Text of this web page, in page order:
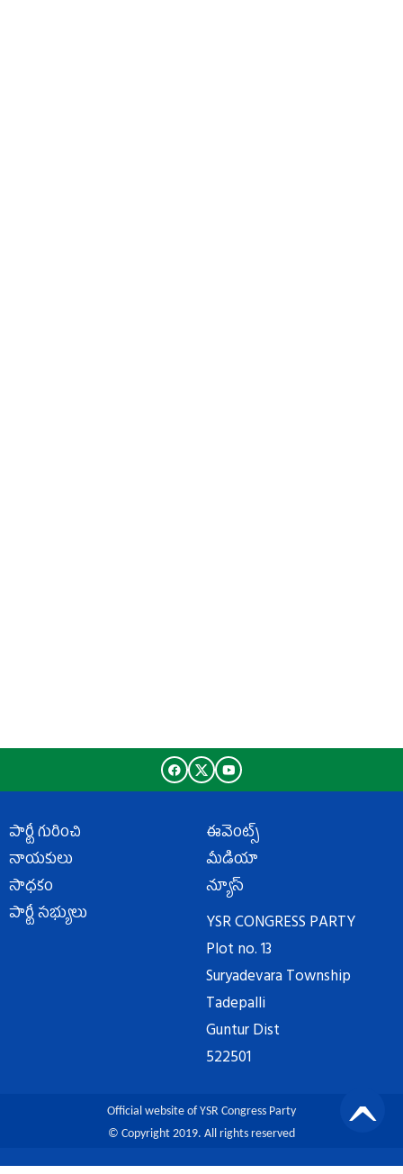
పార్టీ గురించి
నాయకులు
సాధకం
పార్టీ సభ్యులు
ఈవెంట్స్
మీడియా
న్యూస్
YSR CONGRESS PARTY
Plot no. 13
Suryadevara Township
Tadepalli
Guntur Dist
522501
Official website of YSR Congress Party
© Copyright 2019. All rights reserved